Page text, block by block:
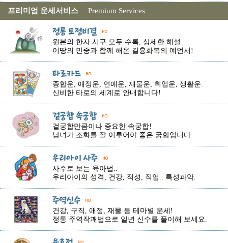
프리미엄 운세서비스 Premium Services
원본의 한자 시구 모두 수록, 상세한 해설.
이땅의 민중과 함께 해온 길흉화복의 예언서!
종합운, 애정운, 연애운, 재물운, 취업운, 생활운.
신비한 타로의 세계로 안내합니다!
겉궁합만큼이나 중요한 속궁합!
남녀가 조화를 잘 이루어야 좋은 궁합입니다.
사주로 보는 육아법..
우리아이의 성격, 건강, 적성, 직업.. 특성파악.
건강, 구직, 애정, 재물 등 테마별 운세!
정통 주역작괘법으로 일년 신수를 풀이해 보세요.